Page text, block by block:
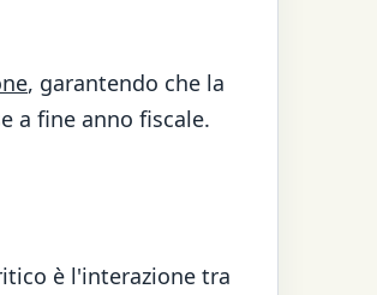
, garantendo che la
a fine anno fiscale.
è l'interazione tra